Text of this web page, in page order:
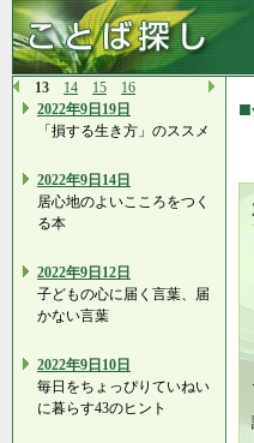
13 14 15
16
2022年9日19日
「損する生き方」のススメ
2022年9日14日
居心地のよいこころをつく
る本
2022年9日12日
子どもの心に届く言葉、届
かない言葉
2022年9日10日
毎日をちょっぴりていねい
に暮らす43のヒント